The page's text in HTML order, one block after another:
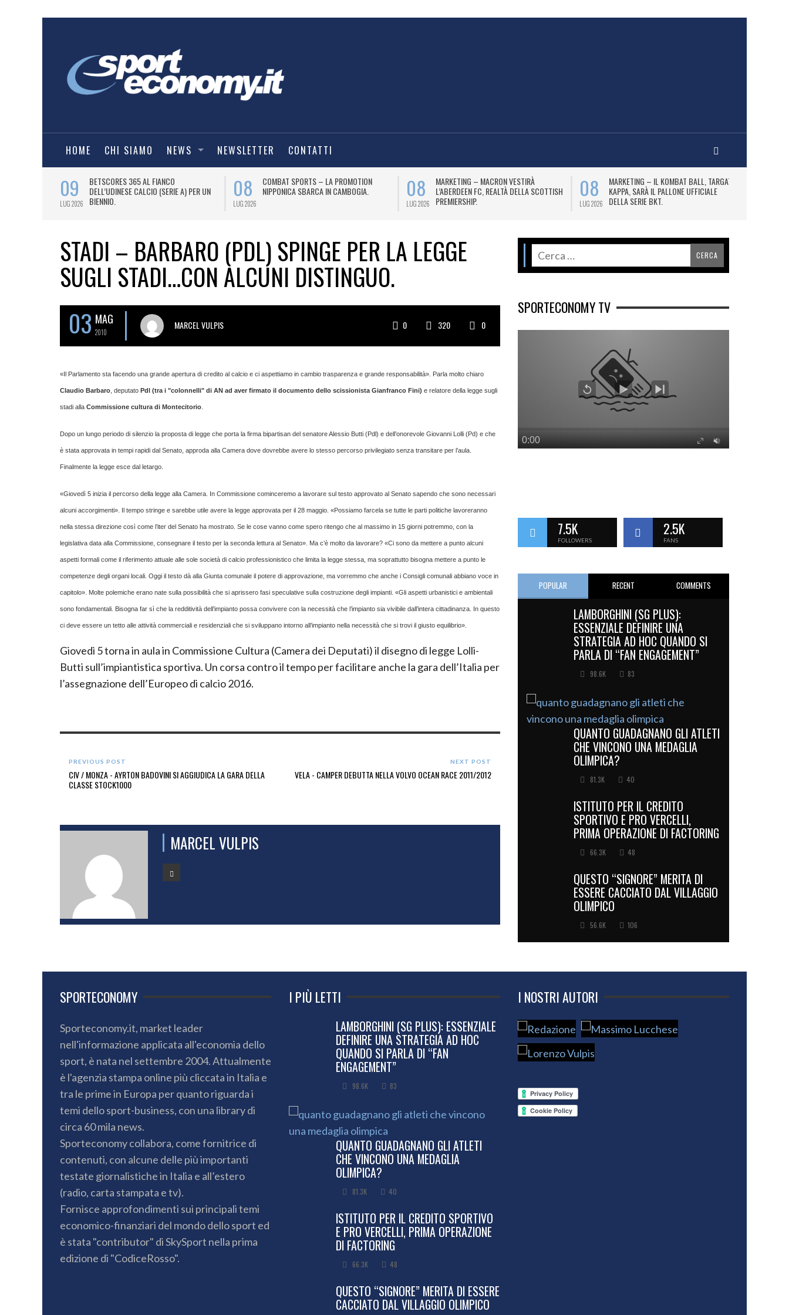
HOME CHI SIAMO NEWS NEWSLETTER CONTATTI
09
LUG 2026
BETSCORES 365 AL FIANCO
DELL’UDINESE CALCIO (SERIE A) PER UN
BIENNIO.
08
LUG 2026
COMBAT SPORTS – LA PROMOTION
NIPPONICA SBARCA IN CAMBOGIA.
08
LUG 2026
MARKETING – MACRON VESTIRÀ
L’ABERDEEN FC, REALTÀ DELLA SCOTTISH
PREMIERSHIP.
08
LUG 2026
MARKETING – IL KOMBAT BALL, TARGATO
KAPPA, SARÀ IL PALLONE UFFICIALE
DELLA SERIE BKT.
STADI – BARBARO (PDL) SPINGE PER LA LEGGE
SUGLI STADI…CON ALCUNI DISTINGUO.
03 MAG
2010
MARCEL VULPIS 0 320 0
«Il Parlamento sta facendo una grande apertura di credito al calcio e ci aspettiamo in cambio trasparenza e grande responsabilità». Parla molto chiaro
Claudio Barbaro , deputato Pdl (tra i "colonnelli" di AN ad aver firmato il documento dello scissionista Gianfranco Fini) e relatore della legge sugli
stadi alla Commissione cultura di Montecitorio
Dopo un lungo periodo di silenzio la proposta di legge che porta la firma bipartisan del senatore Alessio Butti (Pdl) e dell’onorevole Giovanni Lolli (Pd) e che
è stata approvata in tempi rapidi dal Senato, approda alla Camera dove dovrebbe avere lo stesso percorso privilegiato senza transitare per l’aula.
Finalmente la legge esce dal letargo.
«Giovedì 5 inizia il percorso della legge alla Camera. In Commissione cominceremo a lavorare sul testo approvato al Senato sapendo che sono necessari
alcuni accorgimenti». Il tempo stringe e sarebbe utile avere la legge approvata per il 28 maggio. «Possiamo farcela se tutte le parti politiche lavoreranno
nella stessa direzione così come l’iter del Senato ha mostrato. Se le cose vanno come spero ritengo che al massimo in 15 giorni potremmo, con la
legislativa data alla Commissione, consegnare il testo per la seconda lettura al Senato». Ma c’è molto da lavorare? «Ci sono da mettere a punto alcuni
aspetti formali come il riferimento attuale alle sole società di calcio professionistico che limita la legge stessa, ma soprattutto bisogna mettere a punto le
competenze degli organi locali. Oggi il testo dà alla Giunta comunale il potere di approvazione, ma vorremmo che anche i Consigli comunali abbiano voce in
capitolo». Molte polemiche erano nate sulla possibilità che si aprissero fasi speculative sulla costruzione degli impianti. «Gli aspetti urbanistici e ambientali
sono fondamentali. Bisogna far sì che la redditività dell’impianto possa convivere con la necessità che l’impianto sia vivibile dall’intera cittadinanza. In questo
ci deve essere un tetto alle attività commerciali e residenziali che si sviluppano intorno all’impianto nella necessità che si trovi il giusto equilibrio».
Giovedì 5 torna in aula in Commissione Cultura (Camera dei Deputati) il disegno di legge Lolli-
Butti sull’impiantistica sportiva. Un corsa contro il tempo per facilitare anche la gara dell’Italia per
l’assegnazione dell’Europeo di calcio 2016.
PREVIOUS POST
CIV / MONZA - AYRTON BADOVINI SI AGGIUDICA LA GARA DELLA
CLASSE STOCK1000
NEXT POST
VELA - CAMPER DEBUTTA NELLA VOLVO OCEAN RACE 2011/2012
MARCEL VULPIS
SPORTECONOMY TV
7.5K
FOLLOWERS
2.5K
FANS
POPULAR RECENT COMMENTS
LAMBORGHINI (SG PLUS):
ESSENZIALE DEFINIRE UNA
STRATEGIA AD HOC QUANDO SI
PARLA DI “FAN ENGAGEMENT”
98.6K 83
QUANTO GUADAGNANO GLI ATLETI
CHE VINCONO UNA MEDAGLIA
OLIMPICA?
81.3K 40
ISTITUTO PER IL CREDITO
SPORTIVO E PRO VERCELLI,
PRIMA OPERAZIONE DI FACTORING
66.3K 48
QUESTO “SIGNORE” MERITA DI
ESSERE CACCIATO DAL VILLAGGIO
OLIMPICO
56.6K 106
SPORTECONOMY
Sporteconomy.it, market leader
nell'informazione applicata all'economia dello
sport, è nata nel settembre 2004. Attualmente
è l'agenzia stampa online più cliccata in Italia e
tra le prime in Europa per quanto riguarda i
temi dello sport-business, con una library di
circa 60 mila news.
Sporteconomy collabora, come fornitrice di
contenuti, con alcune delle più importanti
testate giornalistiche in Italia e all’estero
(radio, carta stampata e tv).
Fornisce approfondimenti sui principali temi
economico-finanziari del mondo dello sport ed
è stata "contributor" di SkySport nella prima
edizione di "CodiceRosso".
I PIÙ LETTI
LAMBORGHINI (SG PLUS): ESSENZIALE
DEFINIRE UNA STRATEGIA AD HOC
QUANDO SI PARLA DI “FAN
ENGAGEMENT”
98.6K 83
QUANTO GUADAGNANO GLI ATLETI
CHE VINCONO UNA MEDAGLIA
OLIMPICA?
81.3K 40
ISTITUTO PER IL CREDITO SPORTIVO
E PRO VERCELLI, PRIMA OPERAZIONE
DI FACTORING
66.3K 48
QUESTO “SIGNORE” MERITA DI ESSERE
CACCIATO DAL VILLAGGIO OLIMPICO
I NOSTRI AUTORI